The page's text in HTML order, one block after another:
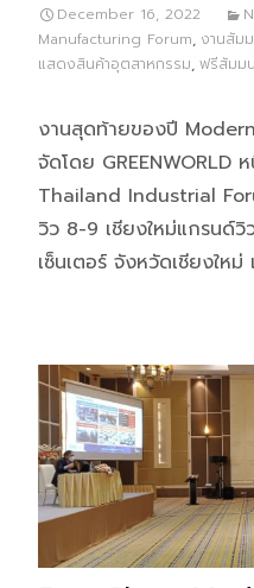
December 16, 2022
Manufacturing Forum, งานสัม
แสดงสินค้าอุตสาหกรรม, ฟรีสัมม
งานสุดท้ายของปี
จัดโดย GREENWORLD
Thailand Industrial
วิว 8-9 เชียงใหม่แกรนด์วิ
เซ็นเตอร์ จังหวัดเชียงให